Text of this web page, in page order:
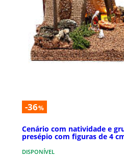
-36%
Cenário com natividade e
presépio com figuras de 4
DISPONÍVEL